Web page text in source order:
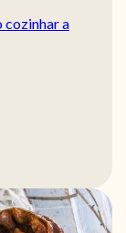
cozinhar a